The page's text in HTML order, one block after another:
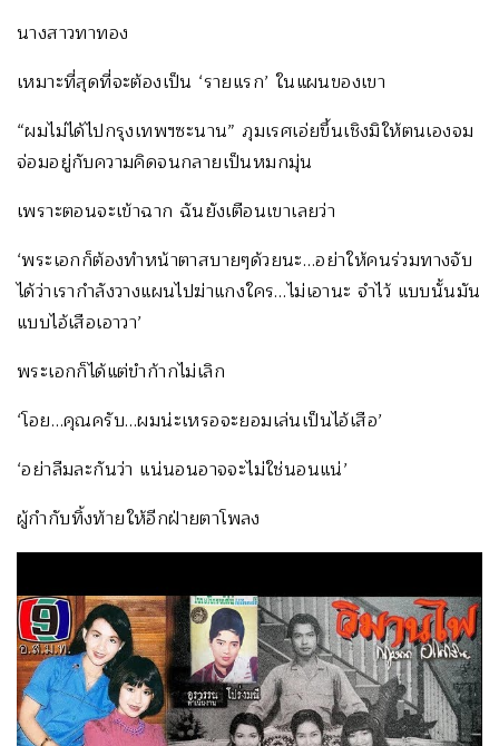
นางสาวทาทอง
เหมาะที่สุดที่จะต้องเป็น ‘รายแรก’ ในแผนของเขา
“ผมไม่ได้ไปกรุงเทพฯซะนาน” ภุมเรศเอ่ยขึ้นเชิงมิให้ตนเองจม
จ่อมอยู่กับความคิดจนกลายเป็นหมกมุ่น
เพราะตอนจะเข้าฉาก ฉันยังเตือนเขาเลยว่า
‘พระเอกก็ต้องทำหน้าตาสบายๆด้วยนะ…อย่าให้คนร่วมทางจับ
ได้ว่าเรากำลังวางแผนไปฆ่าแกงใคร…ไม่เอานะ จำไว้ แบบนั้นมัน
แบบไอ้เสือเอาวา’
พระเอกก็ได้แต่ขำก้ากไม่เลิก
‘โอย…คุณครับ…ผมน่ะเหรอจะยอมเล่นเป็นไอ้เสือ’
‘อย่าลืมละกันว่า แน่นอนอาจจะไม่ใช่นอนแน่’
ผู้กำกับทิ้งท้ายให้อีกฝ่ายตาโพลง